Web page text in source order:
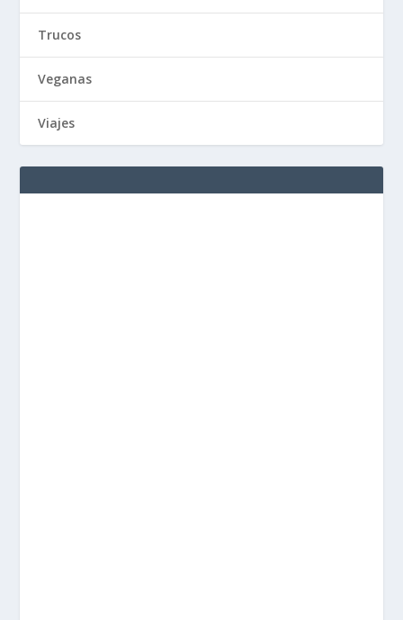
Trucos
Veganas
Viajes